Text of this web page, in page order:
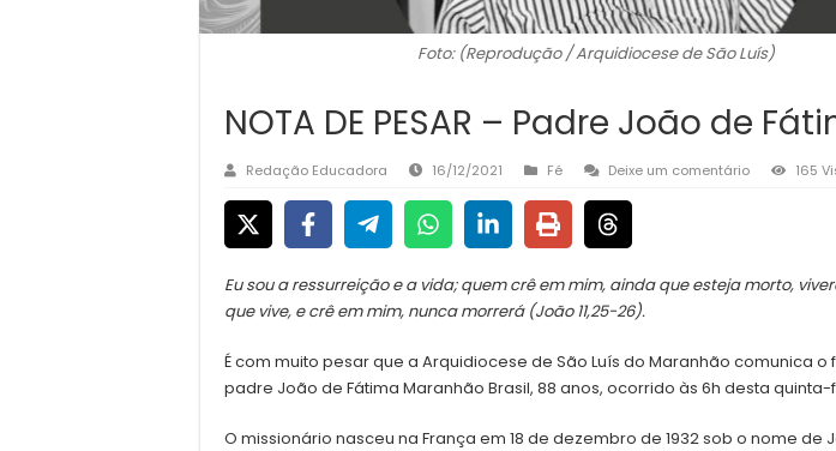
Foto: (Reprodução / Arquidiocese de São Luís)
NOTA DE PESAR – Padre João de
Redação Educadora 16/12/2021 Fé Deixe um comentário 165
Eu sou a ressurreição e a vida; quem crê em mim, ainda que esteja morto,
que vive, e crê em mim, nunca morrerá (João 11,25-26).
É com muito pesar que a Arquidiocese de São Luís do Maranhão comunica
padre João de Fátima Maranhão Brasil, 88 anos, ocorrido às 6h desta quinta-
O missionário nasceu na França em 18 de dezembro de 1932 sob o nome de